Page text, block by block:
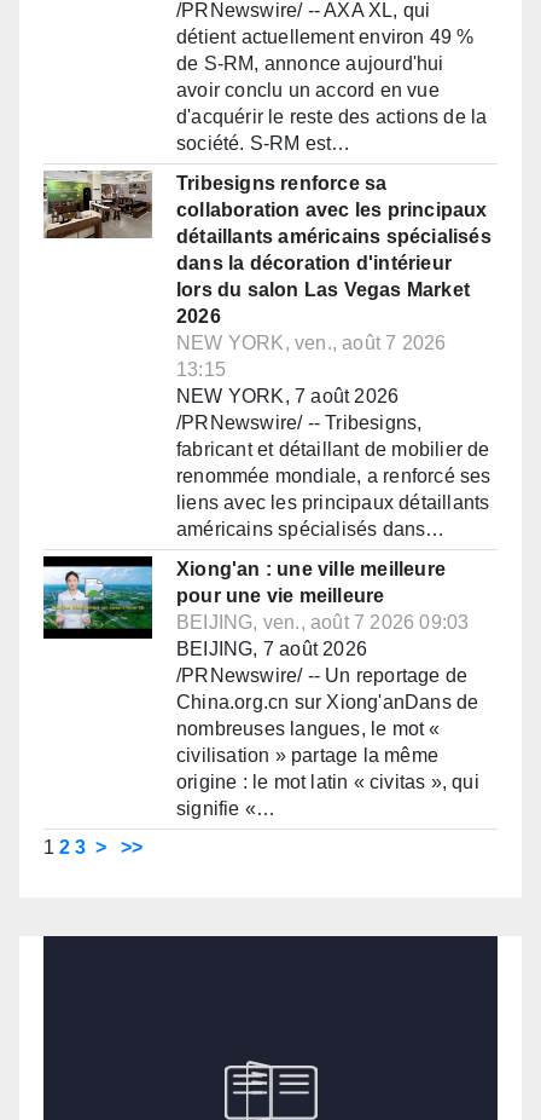
/PRNewswire/ -- AXA XL, qui
détient actuellement environ 49 %
de S-RM, annonce aujourd'hui
avoir conclu un accord en vue
d'acquérir le reste des actions de la
société. S-RM est…
Tribesigns renforce sa
collaboration avec les principaux
détaillants américains spécialisés
dans la décoration d'intérieur
lors du salon Las Vegas Market
2026
NEW YORK, ven., août 7 2026
13:15
NEW YORK, 7 août 2026
/PRNewswire/ -- Tribesigns,
fabricant et détaillant de mobilier de
renommée mondiale, a renforcé ses
liens avec les principaux détaillants
américains spécialisés dans…
Xiong'an : une ville meilleure
pour une vie meilleure
BEIJING, ven., août 7 2026 09:03
BEIJING, 7 août 2026
/PRNewswire/ -- Un reportage de
China.org.cn sur Xiong'anDans de
nombreuses langues, le mot «
civilisation » partage la même
origine : le mot latin « civitas », qui
signifie «…
1 2 3 > >>